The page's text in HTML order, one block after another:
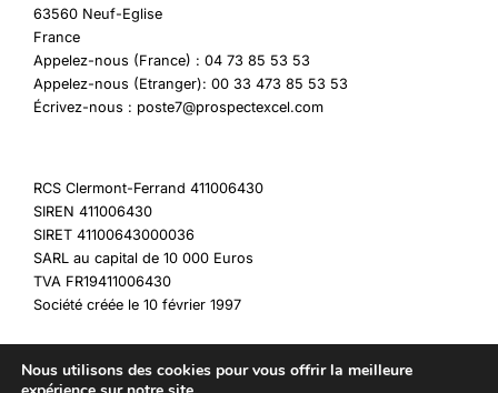
63560 Neuf-Eglise
France
Appelez-nous (France) : 04 73 85 53 53
Appelez-nous (Etranger): 00 33 473 85 53 53
Écrivez-nous : poste7@prospectexcel.com
RCS Clermont-Ferrand 411006430
SIREN 411006430
SIRET 41100643000036
SARL au capital de 10 000 Euros
TVA FR19411006430
Société créée le 10 février 1997
Nous utilisons des cookies pour vous offrir la meilleure